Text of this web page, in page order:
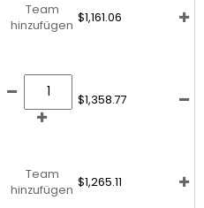
Team
hinzufügen
$1,161.06
$1,358.77
Team
hinzufügen
$1,265.11